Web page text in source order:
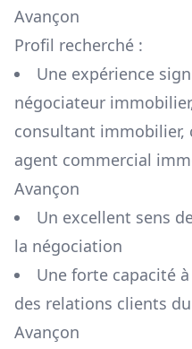
Avançon
Profil recherché :
Une expérience
négociateur
consultant immobilier,
agent commercial
Avançon
Un excellent sens
la négociation
Une forte capacité
des relations clients
Avançon